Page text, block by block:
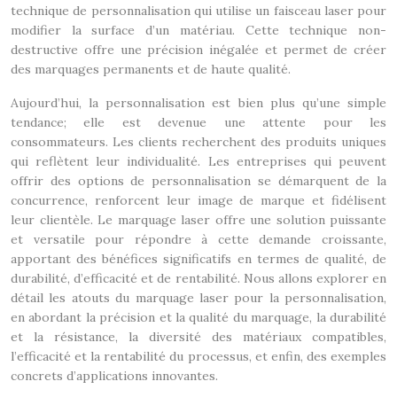
technique de personnalisation qui utilise un faisceau laser pour
modifier la surface d’un matériau. Cette technique non-
destructive offre une précision inégalée et permet de créer
des marquages permanents et de haute qualité.
Aujourd’hui, la personnalisation est bien plus qu’une simple
tendance; elle est devenue une attente pour les
consommateurs. Les clients recherchent des produits uniques
qui reflètent leur individualité. Les entreprises qui peuvent
offrir des options de personnalisation se démarquent de la
concurrence, renforcent leur image de marque et fidélisent
leur clientèle. Le marquage laser offre une solution puissante
et versatile pour répondre à cette demande croissante,
apportant des bénéfices significatifs en termes de qualité, de
durabilité, d’efficacité et de rentabilité. Nous allons explorer en
détail les atouts du marquage laser pour la personnalisation,
en abordant la précision et la qualité du marquage, la durabilité
et la résistance, la diversité des matériaux compatibles,
l’efficacité et la rentabilité du processus, et enfin, des exemples
concrets d’applications innovantes.